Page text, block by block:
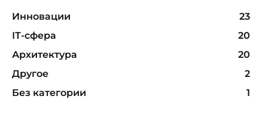
Инновации
23
ІТ-сфера
20
Архитектура
20
Другое
2
Без категории
1